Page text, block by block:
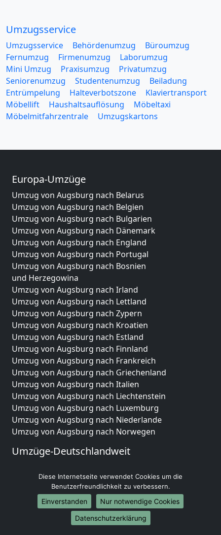
Umzugsservice
Umzugsservice Behördenumzug
Büroumzug
Fernumzug
Firmenumzug
Laborumzug
Mini Umzug
Praxisumzug
Privatumzug
Seniorenumzug
Studentenumzug
Beiladung
Entrümpelung
Halteverbotszone
Klaviertransport
Möbellift
Haushaltsauflösung
Möbeltaxi
Möbelmitfahrzentrale
Umzugskartons
Europa-Umzüge
Umzug von Augsburg nach Belarus
Umzug von Augsburg nach Belgien
Umzug von Augsburg nach Bulgarien
Umzug von Augsburg nach Dänemark
Umzug von Augsburg nach England
Umzug von Augsburg nach Portugal
Umzug von Augsburg nach Bosnien
und Herzegowina
Umzug von Augsburg nach Irland
Umzug von Augsburg nach Lettland
Umzug von Augsburg nach Zypern
Umzug von Augsburg nach Kroatien
Umzug von Augsburg nach Estland
Umzug von Augsburg nach Finnland
Umzug von Augsburg nach Frankreich
Umzug von Augsburg nach Griechenland
Umzug von Augsburg nach Italien
Umzug von Augsburg nach Liechtenstein
Umzug von Augsburg nach Luxemburg
Umzug von Augsburg nach Niederlande
Umzug von Augsburg nach Norwegen
Umzüge-Deutschlandweit
Umzug von Augsburg nach Hamburg
Umzug von Augsburg nach München
Umzug von Augsburg nach Köln
Umzug von Augsburg nach Frankfurt am Main
Umzug von Augsburg nach Stuttgart
Diese Internetseite verwendet Cookies um die
Benutzerfreundlichkeit zu verbessern.
Einverstanden
Nur notwendige Cookies
Datenschutzerklärung